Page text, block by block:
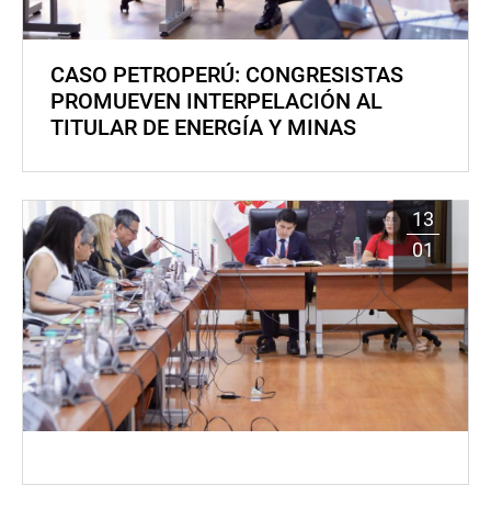
CASO PETROPERÚ: CONGRESISTAS
PROMUEVEN INTERPELACIÓN AL
TITULAR DE ENERGÍA Y MINAS
13
01